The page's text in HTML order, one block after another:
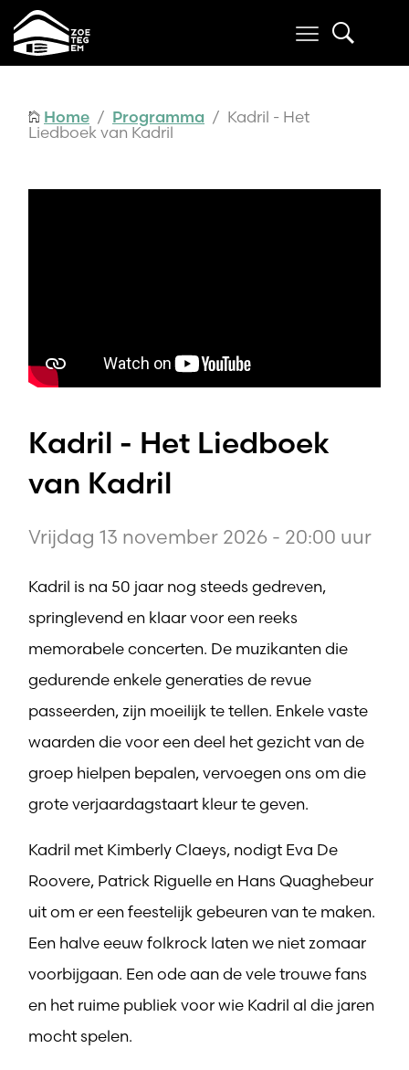
Home / Programma / Kadril - Het
Liedboek van Kadril
Kadril - Het Liedboek
van Kadril
Vrijdag 13 november 2026 - 20:00 uur
Kadril is na 50 jaar nog steeds gedreven,
springlevend en klaar voor een reeks
memorabele concerten. De muzikanten die
gedurende enkele generaties de revue
passeerden, zijn moeilijk te tellen. Enkele vaste
waarden die voor een deel het gezicht van de
groep hielpen bepalen, vervoegen ons om die
grote verjaardagstaart kleur te geven.
Kadril met Kimberly Claeys, nodigt Eva De
Roovere, Patrick Riguelle en Hans Quaghebeur
uit om er een feestelijk gebeuren van te maken.
Een halve eeuw folkrock laten we niet zomaar
voorbijgaan. Een ode aan de vele trouwe fans
en het ruime publiek voor wie Kadril al die jaren
mocht spelen.